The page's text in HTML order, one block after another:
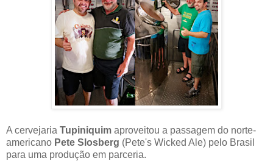
A cervejaria Tupiniquim aproveitou a passagem do norte-
americano Pete Slosberg (Pete's Wicked Ale) pelo Brasil
para uma produção em parceria.